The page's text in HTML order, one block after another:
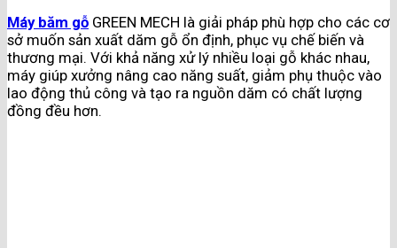
Máy băm gỗ GREEN MECH là giải pháp phù hợp cho các cơ
sở muốn sản xuất dăm gỗ ổn định, phục vụ chế biến và
thương mại. Với khả năng xử lý nhiều loại gỗ khác nhau,
máy giúp xưởng nâng cao năng suất, giảm phụ thuộc vào
lao động thủ công và tạo ra nguồn dăm có chất lượng
đồng đều hơn.